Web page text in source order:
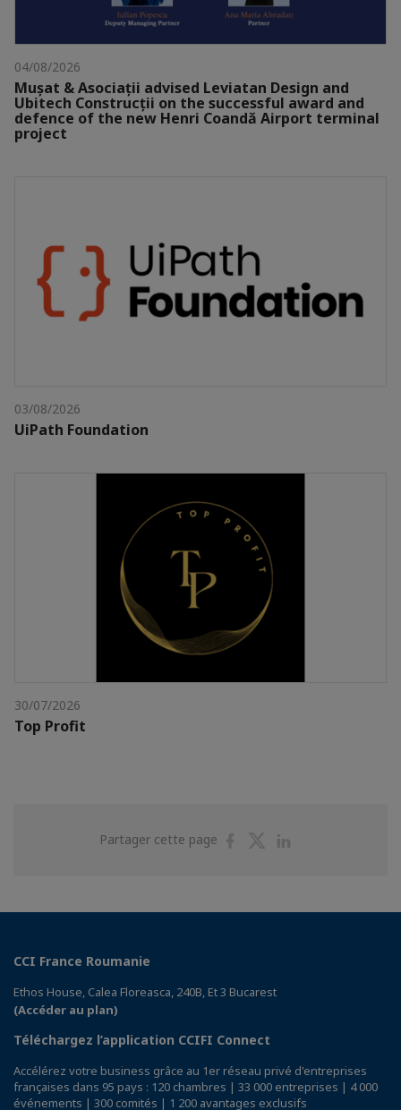
04/08/2026
Mușat & Asociații advised Leviatan Design and
Ubitech Construcții on the successful award and
defence of the new Henri Coandă Airport terminal
project
03/08/2026
UiPath Foundation
30/07/2026
Top Profit
Partager cette page
PartagerPartager
CCI France Roumanie
Ethos House, Calea Floreasca, 240B, Et 3 Bucarest
(Accéder au plan)
Téléchargez l’application CCIFI Connect
Accélérez votre business grâce au 1er réseau privé d'entreprises
françaises dans 95 pays : 120 chambres | 33 000 entreprises | 4 000
événements | 300 comités | 1 200 avantages exclusifs